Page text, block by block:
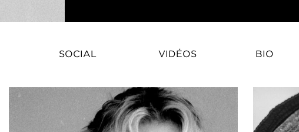
SOCIAL VIDÉOS BIO